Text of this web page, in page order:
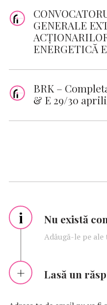
GENERALE
ENERGETICĂ
BRK –
& E 29/30
i Nu există
Adăugă-le pe ale
Lasă un